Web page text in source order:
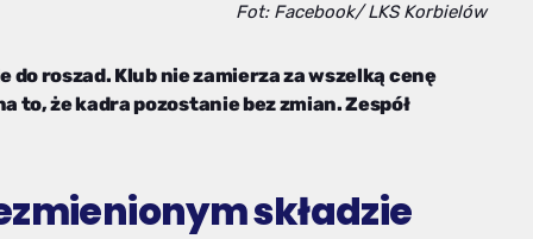
Fot: Facebook/ LKS Korbielów
do roszad. Klub nie zamierza za wszelką cenę
że kadra pozostanie bez zmian. Zespół
składzie